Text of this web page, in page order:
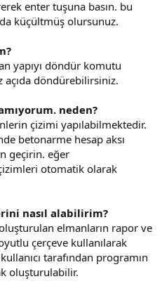
enter tuşuna basın. bu
küçültmüş olursunuz.
yapıyı döndür komutu
açıda döndürebilirsiniz.
neden?
çizimi yapılabilmektedir.
betonarme hesap aksı
geçirin. eğer
otomatik olarak
nasıl alabilirim?
elmanların rapor ve
çerçeve kullanılarak
tarafından programın
oluşturulabilir.